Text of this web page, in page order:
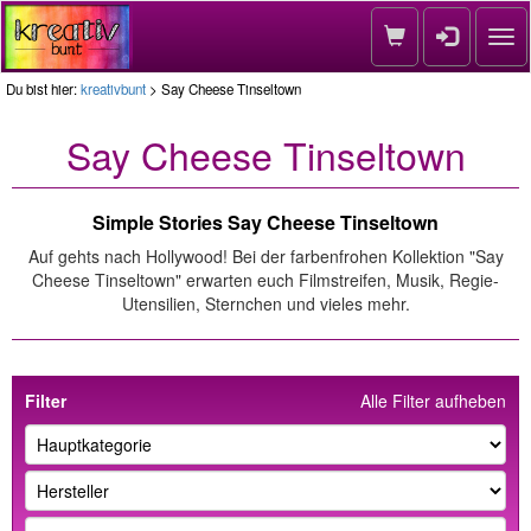
Du bist hier:kreativbunt > Say Cheese Tinseltown
Say Cheese Tinseltown
Simple Stories Say Cheese Tinseltown
Auf gehts nach Hollywood! Bei der farbenfrohen Kollektion "Say
Cheese Tinseltown" erwarten euch Filmstreifen, Musik, Regie-
Utensilien, Sternchen und vieles mehr.
Alle Filter aufheben
Filter